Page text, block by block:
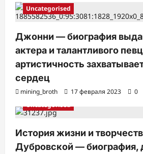
Uncategorised
Джонни — биография
актера и талантливого
артистичность
сердец
mining_broth 17 февраля 2023
0
Uncategorised
История жизни и
Дубровской — биография,